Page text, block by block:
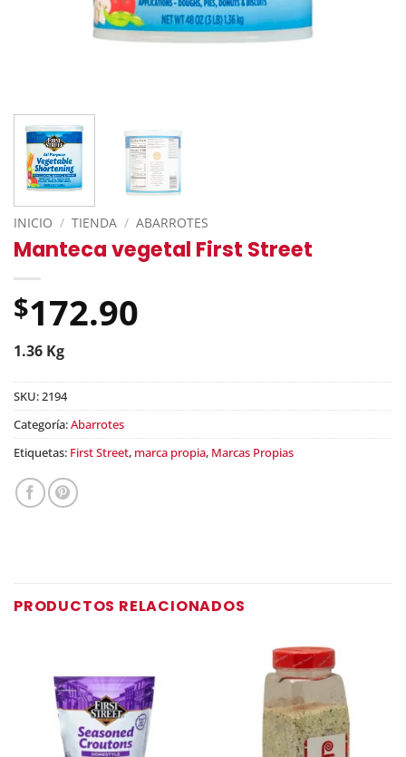
INICIO / TIENDA / ABARROTES
Manteca vegetal First Street
$172.90
1.36 Kg
SKU:2194
Categoría:Abarrotes
Etiquetas: First Street, marca propia, Marcas Propias
PRODUCTOS RELACIONADOS